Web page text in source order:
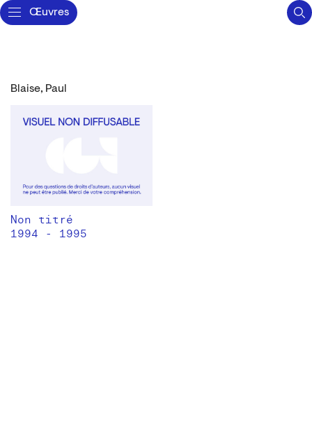
Œuvres
Blaise, Paul
Non titré
1994 - 1995